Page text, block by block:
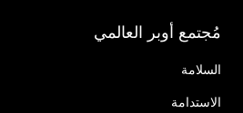
مُجتمع أوبر العالمي
السلامة
الاستدامة